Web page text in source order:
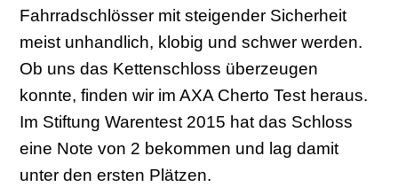
Fahrradschlösser mit steigender Sicherheit
meist unhandlich, klobig und schwer werden.
Ob uns das Kettenschloss überzeugen
konnte, finden wir im AXA Cherto Test heraus.
Im Stiftung Warentest 2015 hat das Schloss
eine Note von 2 bekommen und lag damit
unter den ersten Plätzen.